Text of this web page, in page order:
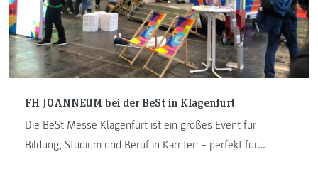
FH JOANNEUM bei der BeSt in Klagenfurt
Die BeSt Messe Klagenfurt ist ein großes Event für
Bildung, Studium und Beruf in Kärnten – perfekt für